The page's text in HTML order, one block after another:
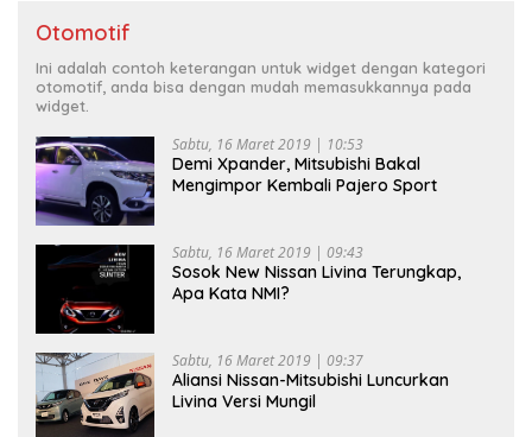
Otomotif
Ini adalah contoh keterangan untuk widget dengan kategori
otomotif, anda bisa dengan mudah memasukkannya pada
widget.
Sabtu, 16 Maret 2019 | 10:53
Demi Xpander, Mitsubishi Bakal
Mengimpor Kembali Pajero Sport
Sabtu, 16 Maret 2019 | 09:43
Sosok New Nissan Livina Terungkap,
Apa Kata NMI?
Sabtu, 16 Maret 2019 | 09:37
Aliansi Nissan-Mitsubishi Luncurkan
Livina Versi Mungil